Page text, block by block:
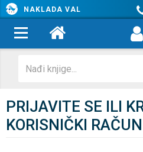
NAKLADA VAL
PRIJAVITE SE ILI
KORISNIČKI RAČUN